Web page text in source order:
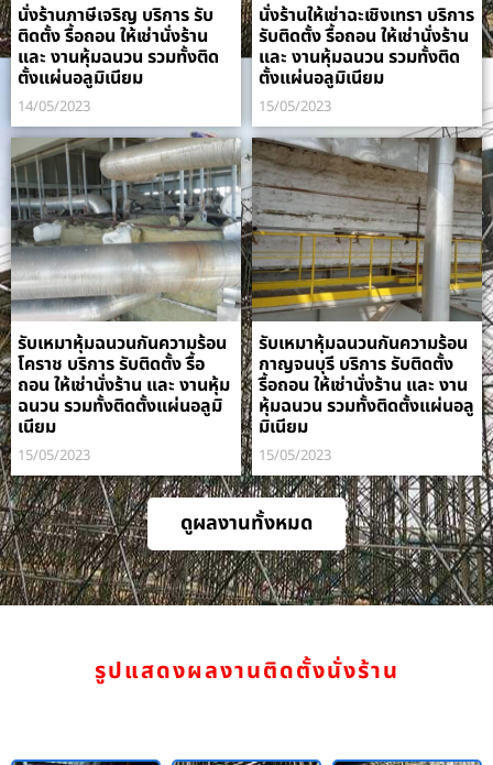
นั่งร้านภาษีเจริญ บริการ รับ
ติดตั้ง รื้อถอน ให้เช่านั่งร้าน
และ งานหุ้มฉนวน รวมทั้งติด
ตั้งแผ่นอลูมิเนียม
14/05/2023
นั่งร้านให้เช่าฉะเชิงเทรา บริการ
รับติดตั้ง รื้อถอน ให้เช่านั่งร้าน
และ งานหุ้มฉนวน รวมทั้งติด
ตั้งแผ่นอลูมิเนียม
15/05/2023
รับเหมาหุ้มฉนวนกันความร้อน
โคราช บริการ รับติดตั้ง รื้อ
ถอน ให้เช่านั่งร้าน และ งานหุ้ม
ฉนวน รวมทั้งติดตั้งแผ่นอลูมิ
เนียม
15/05/2023
รับเหมาหุ้มฉนวนกันความร้อน
กาญจนบุรี บริการ รับติดตั้ง
รื้อถอน ให้เช่านั่งร้าน และ งาน
หุ้มฉนวน รวมทั้งติดตั้งแผ่นอลู
มิเนียม
15/05/2023
ดูผลงานทั้งหมด
รูปแสดงผลงานติดตั้งนั่งร้าน